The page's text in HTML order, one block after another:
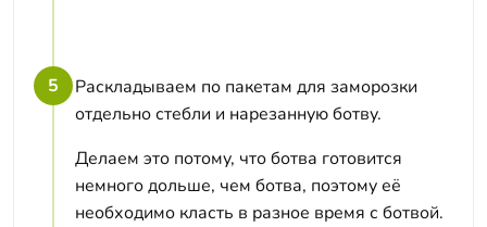
5
Раскладываем по пакетам для заморозки
отдельно стебли и нарезанную ботву.
Делаем это потому, что ботва готовится
немного дольше, чем ботва, поэтому её
необходимо класть в разное время с ботвой.